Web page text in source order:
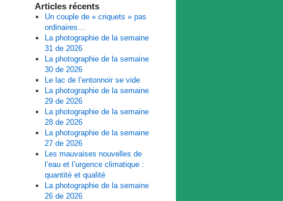
Articles récents
Un couple de « criquets » pas
ordinaires…
La photographie de la semaine
31 de 2026
La photographie de la semaine
30 de 2026
Le lac de l’entonnoir se vide
La photographie de la semaine
29 de 2026
La photographie de la semaine
28 de 2026
La photographie de la semaine
27 de 2026
Les mauvaises nouvelles de
l’eau et l’urgence climatique :
quantité et qualité
La photographie de la semaine
26 de 2026